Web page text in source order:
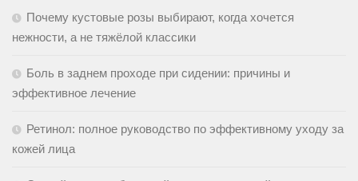
Почему кустовые розы выбирают, когда хочется
нежности, а не тяжёлой классики
Боль в заднем проходе при сидении: причины и
эффективное лечение
Ретинол: полное руководство по эффективному уходу за
кожей лица